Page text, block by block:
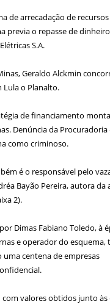
de arrecadação de
previa o repasse de
S.A.
Geraldo Alckmin
Lula o Planalto.
de financiamento
Denúncia da Procuradoria
como criminoso.
é o responsável pelo
Bayão Pereira, autora da
2).
Dimas Fabiano Toledo, à
e operador do esquema,
uma centena de empresas
valores obtidos junto às